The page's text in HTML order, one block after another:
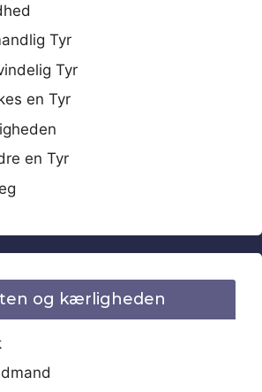
Tyr
Tyr
en Tyr
en Tyr
og kærligheden